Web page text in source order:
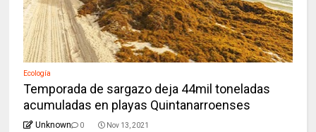
Ecología
Temporada de sargazo deja 44mil toneladas
acumuladas en playas Quintanarroenses
Unknown 0 Nov 13, 2021